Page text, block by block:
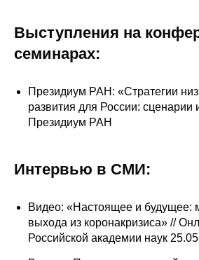
Материалы для СМИ
Публикации
Научная жизнь
О журнале
Номера журналов
Выступления на
семинарах:
Президиум РАН: «Стратегии
развития для России: сценарии
Президиум РАН
Интервью в СМИ:
Видео: «Настоящее и будущее:
выхода из коронакризиса» //
Российской академии наук